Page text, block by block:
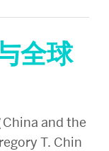
全球
China and the
T. Chin